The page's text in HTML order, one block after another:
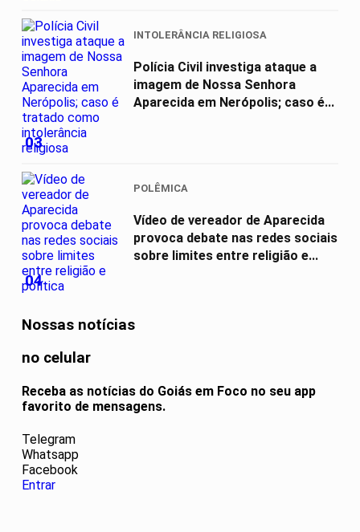
03
INTOLERÂNCIA RELIGIOSA
Polícia Civil investiga ataque a
imagem de Nossa Senhora
Aparecida em Nerópolis; caso é...
04
POLÊMICA
Vídeo de vereador de Aparecida
provoca debate nas redes sociais
sobre limites entre religião e...
Nossas notícias
no celular
Receba as notícias do Goiás em Foco no seu app
favorito de mensagens.
Telegram
Whatsapp
Facebook
Entrar